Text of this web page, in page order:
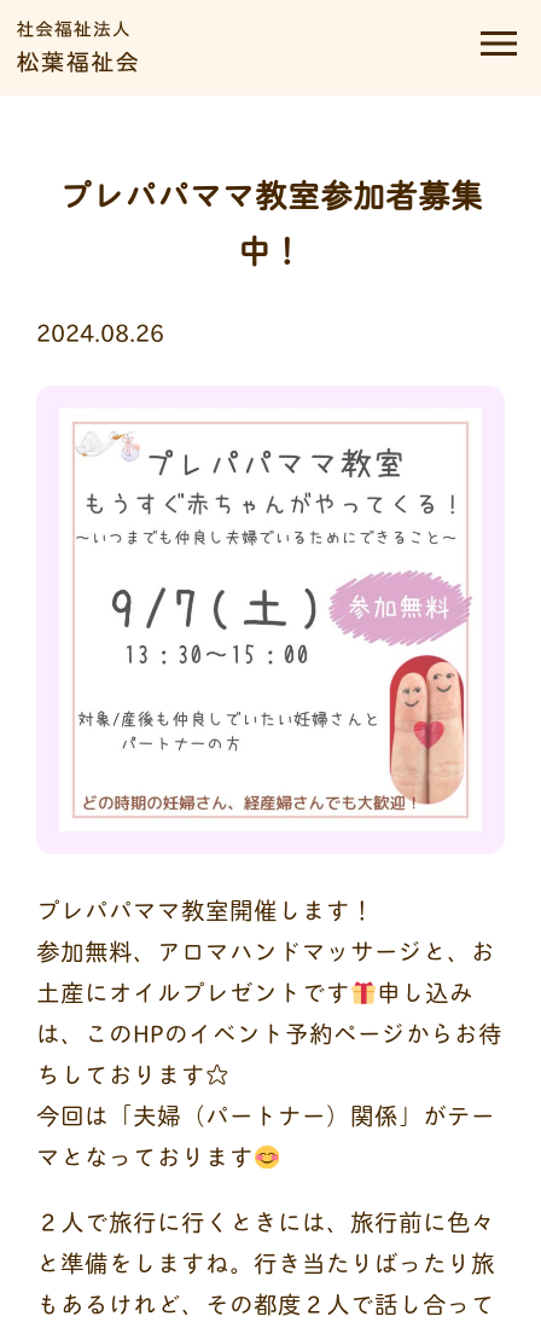
プレパパママ教室参加者募集
中！
2024.08.26
プレパパママ教室開催します！
参加無料、アロマハンドマッサージと、お
土産にオイルプレゼントです
申し込み
は、このHPのイベント予約ページからお待
ちしております☆
今回は「夫婦（パートナー）関係」がテー
マとなっております
２人で旅行に行くときには、旅行前に色々
と準備をしますね。行き当たりばったり旅
もあるけれど、その都度２人で話し合って